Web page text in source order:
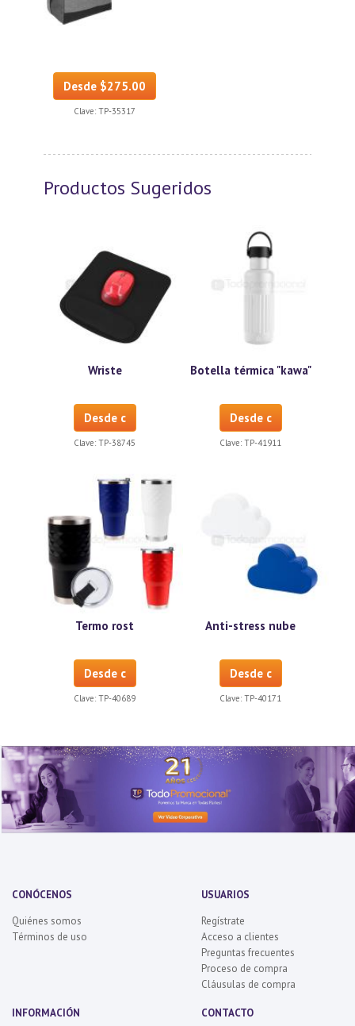
Desde $275.00
Clave: TP-35317
Productos Sugeridos
Wriste
Desde c
Clave: TP-38745
Botella térmica "kawa"
Desde c
Clave: TP-41911
Termo rost
Desde c
Clave: TP-40689
Anti-stress nube
Desde c
Clave: TP-40171
CONÓCENOS
Quiénes somos
Términos de uso
USUARIOS
Regístrate
Acceso a clientes
Preguntas frecuentes
Proceso de compra
Cláusulas de compra
INFORMACIÓN CONTACTO